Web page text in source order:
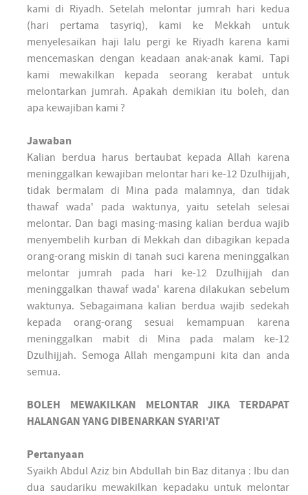
kami di Riyadh. Setelah melontar jumrah hari kedua
(hari pertama tasyriq), kami ke Mekkah untuk
menyelesaikan haji lalu pergi ke Riyadh karena kami
mencemaskan dengan keadaan anak-anak kami. Tapi
kami mewakilkan kepada seorang kerabat untuk
melontarkan jumrah. Apakah demikian itu boleh, dan
apa kewajiban kami ?
Jawaban
Kalian berdua harus bertaubat kepada Allah karena
meninggalkan kewajiban melontar hari ke-12 Dzulhijjah,
tidak bermalam di Mina pada malamnya, dan tidak
thawaf wada' pada waktunya, yaitu setelah selesai
melontar. Dan bagi masing-masing kalian berdua wajib
menyembelih kurban di Mekkah dan dibagikan kepada
orang-orang miskin di tanah suci karena meninggalkan
melontar jumrah pada hari ke-12 Dzulhijjah dan
meninggalkan thawaf wada' karena dilakukan sebelum
waktunya. Sebagaimana kalian berdua wajib sedekah
kepada orang-orang sesuai kemampuan karena
meninggalkan mabit di Mina pada malam ke-12
Dzulhijjah. Semoga Allah mengampuni kita dan anda
semua.
BOLEH MEWAKILKAN MELONTAR JIKA TERDAPAT
HALANGAN YANG DIBENARKAN SYARI'AT
Pertanyaan
Syaikh Abdul Aziz bin Abdullah bin Baz ditanya : Ibu dan
dua saudariku mewakilkan kepadaku untuk melontar